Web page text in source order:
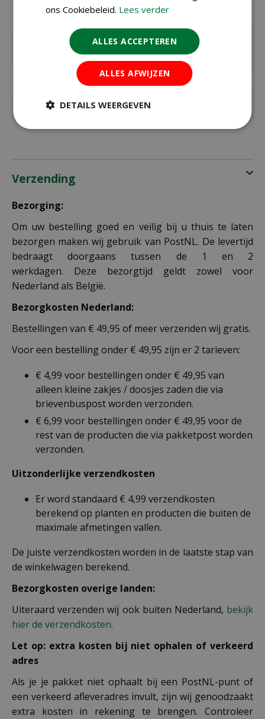
Bloeitijd /
oogsttijd
april
max. hoogte 25 cm
Standplaats Halfschaduw, Zon
Kleur oranje
Verzending
Bezorging:
Om uw bestelling goed en veilig bij u thuis te laten
bezorgen maken wij gebruik van PostNL. De levertijd
bedraagt doorgaans tussen de 1 en 2
werkdagen. Deze bezorgtijd geldt zowel voor
Nederland als België.
Bezorgkosten Nederland:
Bestellingen van € 49,95 of meer verzenden wij gratis.
Voor een bestelling onder € 49,95 zijn er 2 tarieven:
€ 4,99 voor bestellingen onder € 49,95 van
alleen kleine zakjes / doosjes zaden die via
brievenbuspost worden verzonden.
€ 6,99 voor bestellingen onder € 49,95 voor de
rest van de producten die via pakketpost worden
verzonden.
Uitzonderlijke verzendkosten
Er word standaard € 4,99 verzendkosten
berekend op planten en producten die buiten de
maximale afmetingen vallen.
De juiste verzendkosten worden in de laatste stap van
de winkelwagen berekend.
Bezorgkosten overige landen:
Uiteraard verzenden wij ook buiten Nederland, bekijk
hier de verzendkosten.
Let op: extra kosten bij niet ophalen of verkeerd
adres
Als je je pakket niet ophaalt bij een PostNL-punt of
een verkeerd afleveradres invult, zijn wij genoodzaakt
extra kosten in rekening te brengen. Controleer
ons Cookiebeleid. Lees verder
ALLES ACCEPTEREN
ALLES AFWIJZEN
DETAILS WEERGEVEN